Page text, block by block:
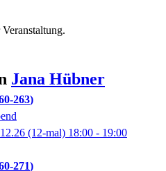
Veranstaltung.
Jana Hübner
263
(12-mal) 18:00 - 19:00
271